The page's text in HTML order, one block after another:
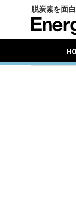
脱炭素を面白